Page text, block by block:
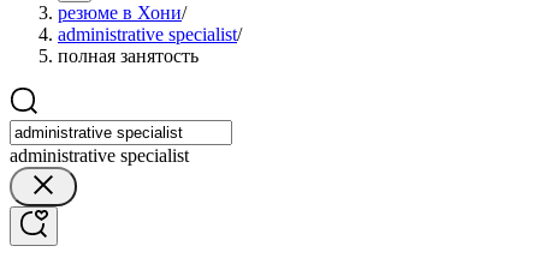
резюме в Хони/
administrative specialist/
полная занятость
administrative specialist